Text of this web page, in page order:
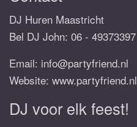
DJ Huren Maastricht
Bel DJ John: 06 - 49373397
Email: info@partyfriend.nl
Website: www.partyfriend.nl
DJ voor elk feest!